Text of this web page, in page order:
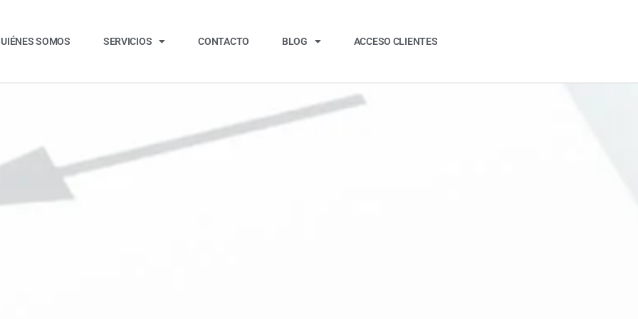
SOMOS SERVICIOS CONTACTO BLOG ACCESO CLIENTES